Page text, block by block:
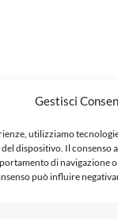
Gestisci
utilizziamo
dispositivo. Il consenso
di navigazione
può influire
di